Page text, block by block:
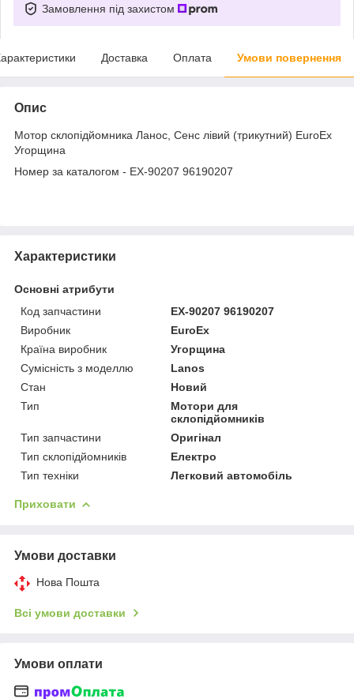
Замовлення під захистом
Доставка Оплата Умови повернення
Опис
Мотор склопідйомника Ланос, Сенс лівий (трикутний) EuroEx
Угорщина
Номер за каталогом - EX-90207 96190207
Характеристики
Основні атрибути
Код запчастини
EX-90207 96190207
Виробник
EuroEx
Країна виробник
Угорщина
Сумісність з моделлю
Lanos
Стан
Новий
Тип
Мотори для
склопідйомників
Тип запчастини
Оригінал
Тип склопідйомників
Електро
Тип техніки
Легковий автомобіль
Приховати
Умови доставки
Нова Пошта
Всі умови доставки
Умови оплати